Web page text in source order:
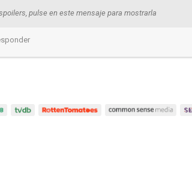
pulse en este mensaje para mostrarla